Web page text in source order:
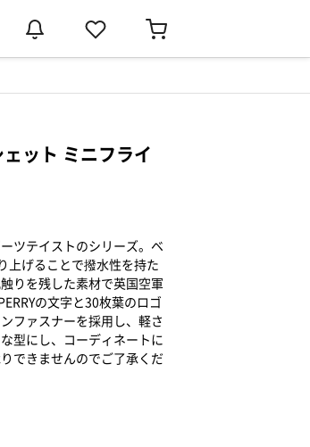
ット ミニフライ
ツテイストのシリーズ。ベ
上げることで撥水性を持た
りを残した素材で英国空軍
の文字と30枚葉のロゴ
ファスナーを採用し、軽さ
型にし、コーディネートに
できませんのでご了承くだ